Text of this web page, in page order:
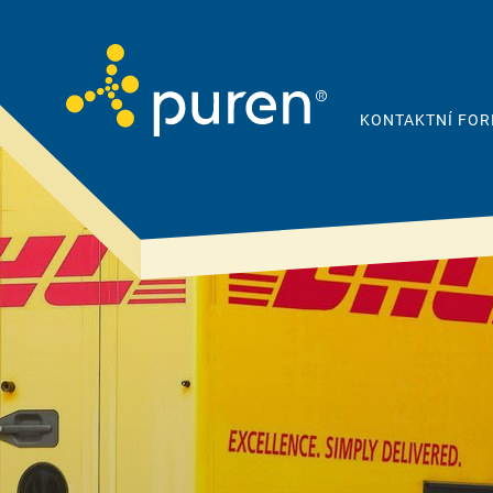
KONTAKTNÍ
Proto puren
Produkty
& řešení
Podlahy & stropy